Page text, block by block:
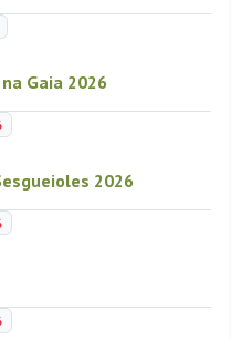
Gaia 2026
2026